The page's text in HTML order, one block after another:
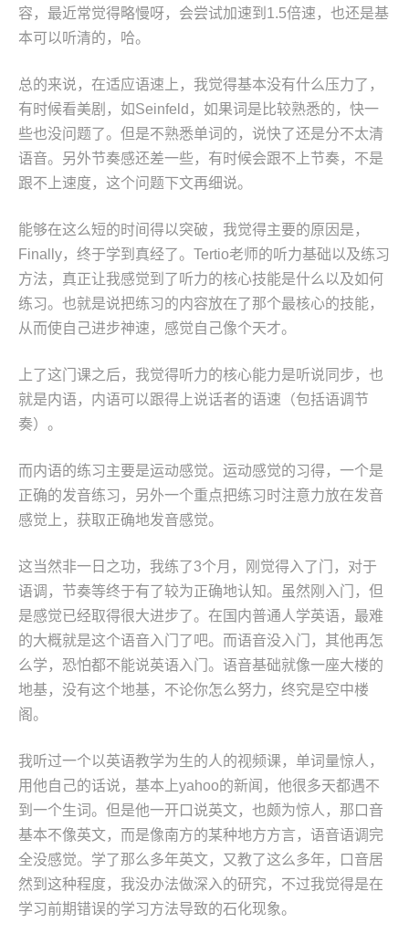
容，最近常觉得略慢呀，会尝试加速到1.5倍速，也还是基
本可以听清的，哈。
总的来说，在适应语速上，我觉得基本没有什么压力了，
有时候看美剧，如Seinfeld，如果词是比较熟悉的，快一
些也没问题了。但是不熟悉单词的，说快了还是分不太清
语音。另外节奏感还差一些，有时候会跟不上节奏，不是
跟不上速度，这个问题下文再细说。
能够在这么短的时间得以突破，我觉得主要的原因是，
Finally，终于学到真经了。Tertio老师的听力基础以及练习
方法，真正让我感觉到了听力的核心技能是什么以及如何
练习。也就是说把练习的内容放在了那个最核心的技能，
从而使自己进步神速，感觉自己像个天才。
上了这门课之后，我觉得听力的核心能力是听说同步，也
就是内语，内语可以跟得上说话者的语速（包括语调节
奏）。
而内语的练习主要是运动感觉。运动感觉的习得，一个是
正确的发音练习，另外一个重点把练习时注意力放在发音
感觉上，获取正确地发音感觉。
这当然非一日之功，我练了3个月，刚觉得入了门，对于
语调，节奏等终于有了较为正确地认知。虽然刚入门，但
是感觉已经取得很大进步了。在国内普通人学英语，最难
的大概就是这个语音入门了吧。而语音没入门，其他再怎
么学，恐怕都不能说英语入门。语音基础就像一座大楼的
地基，没有这个地基，不论你怎么努力，终究是空中楼
阁。
我听过一个以英语教学为生的人的视频课，单词量惊人，
用他自己的话说，基本上yahoo的新闻，他很多天都遇不
到一个生词。但是他一开口说英文，也颇为惊人，那口音
基本不像英文，而是像南方的某种地方方言，语音语调完
全没感觉。学了那么多年英文，又教了这么多年，口音居
然到这种程度，我没办法做深入的研究，不过我觉得是在
学习前期错误的学习方法导致的石化现象。